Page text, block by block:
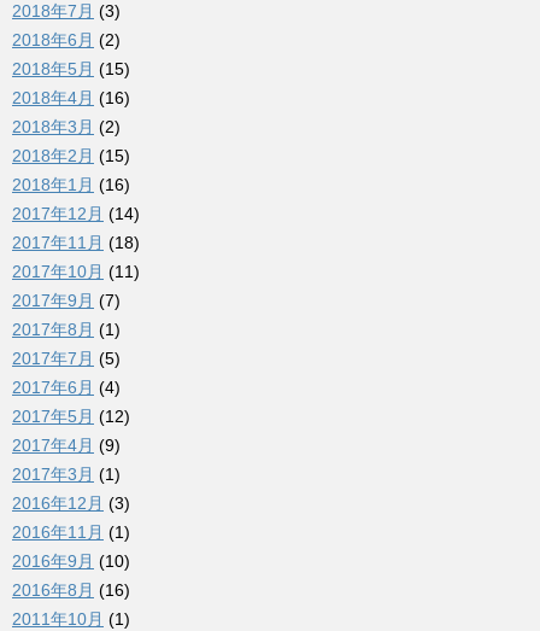
2018年7月 (3)
2018年6月 (2)
2018年5月 (15)
2018年4月 (16)
2018年3月 (2)
2018年2月 (15)
2018年1月 (16)
2017年12月 (14)
2017年11月 (18)
2017年10月 (11)
2017年9月 (7)
2017年8月 (1)
2017年7月 (5)
2017年6月 (4)
2017年5月 (12)
2017年4月 (9)
2017年3月 (1)
2016年12月 (3)
2016年11月 (1)
2016年9月 (10)
2016年8月 (16)
2011年10月 (1)